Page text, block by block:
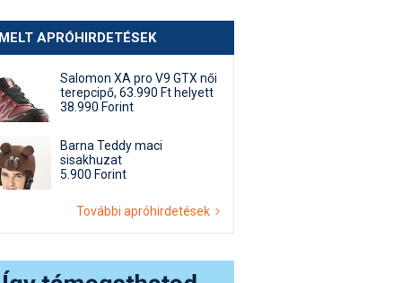
APRÓHIRDETÉSEK
Salomon XA pro V9 GTX női
terepcipő, 63.990 Ft helyett
38.990 Forint
Barna Teddy maci
sisakhuzat
5.900 Forint
További apróhirdetések